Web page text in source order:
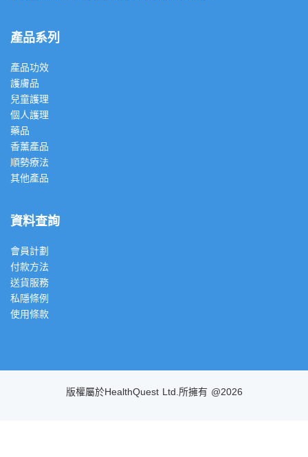
產品系列
產品功效
護膚品
兒童護理
個人護理
藥品
香薰產品
順勢療法
其他產品
資料查詢
會員計劃
付款方法
送貨服務
私隱條例
使用條款
版權屬於HealthQuest Ltd.所擁有 @2026